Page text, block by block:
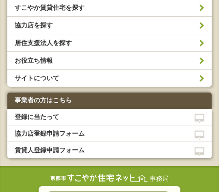
すこやか賃貸住宅を探す
協力店を探す
居住支援法人を探す
お役立ち情報
サイトについて
事業者の方はこちら
登録に当たって
協力店登録申請フォーム
賃貸人登録申請フォーム
事務局